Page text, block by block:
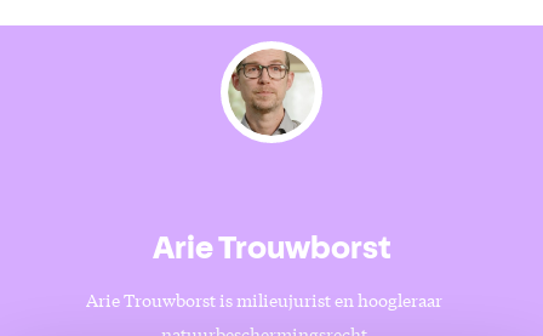
Arie Trouwborst
Arie Trouwborst is milieujurist en hoogleraar